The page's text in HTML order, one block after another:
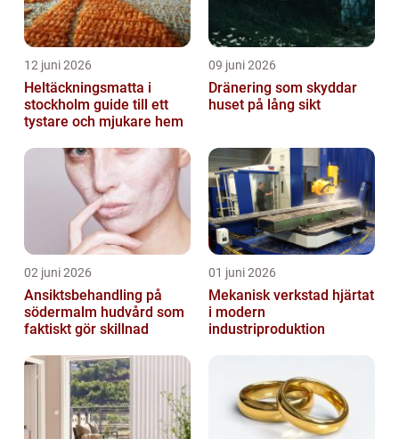
12 juni 2026
Heltäckningsmatta i
stockholm guide till ett
tystare och mjukare hem
09 juni 2026
Dränering som skyddar
huset på lång sikt
02 juni 2026
Ansiktsbehandling på
södermalm hudvård som
faktiskt gör skillnad
01 juni 2026
Mekanisk verkstad hjärtat
i modern
industriproduktion